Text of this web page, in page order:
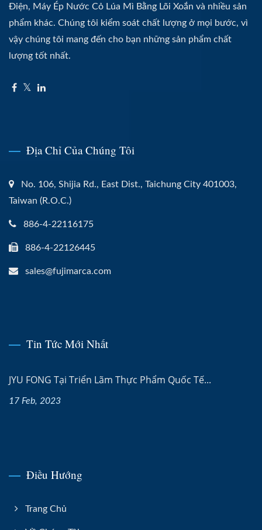
Điện, Máy Ép Nước Cỏ Lúa Mì Bằng Lõi Xoắn và nhiều sản
phẩm khác. Chúng tôi kiểm soát chất lượng ở mọi bước, vì
vậy chúng tôi mang đến cho bạn những sản phẩm chất
lượng tốt nhất.
Địa Chỉ Của Chúng Tôi
No. 106, Shijia Rd., East Dist., Taichung City 401003,
Taiwan (R.O.C.)
886-4-22116175
886-4-22126445
sales@fujimarca.com
Tin Tức Mới Nhất
JYU FONG Tại Triển Lãm Thực Phẩm Quốc Tế...
17 Feb, 2023
Điều Hướng
Trang Chủ